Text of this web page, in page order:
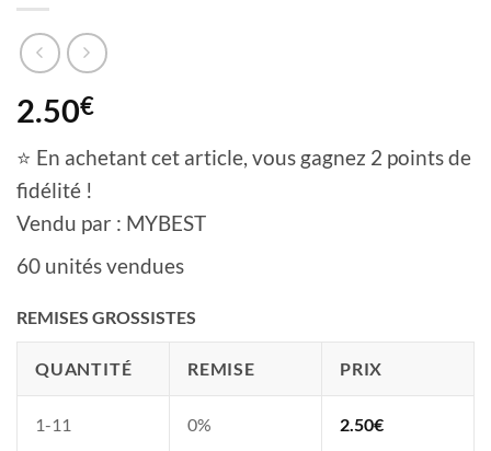
2.50€
⭐ En achetant cet article, vous gagnez 2 points de
fidélité !
Vendu par : MYBEST
60 unités vendues
REMISES GROSSISTES
QUANTITÉ REMISE PRIX
1-11 0% 2.50€